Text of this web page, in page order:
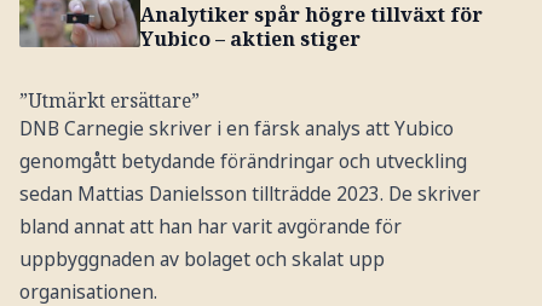
Analytiker spår högre tillväxt för
Yubico – aktien stiger
”Utmärkt ersättare”
DNB Carnegie skriver i en färsk analys att Yubico
genomgått betydande förändringar och utveckling
sedan Mattias Danielsson tillträdde 2023. De skriver
bland annat att han har varit avgörande för
uppbyggnaden av bolaget och skalat upp
organisationen.